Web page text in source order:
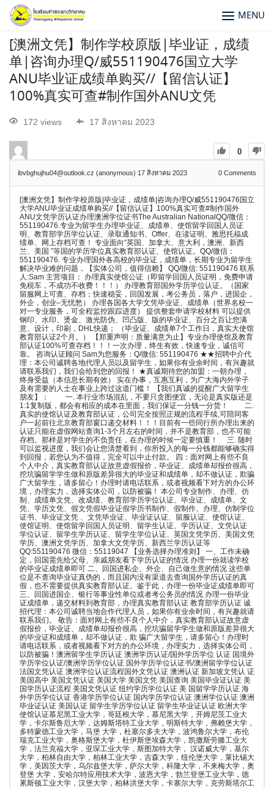
MENU
[澳洲文凭】制作学校原版|毕业证，成绩
单|咨询办理Q/威551190476国立大学
ANU毕业证成绩单购买//【留信认证】
100%真实可查#制作国外ANU文凭
172 views 17 สิงหาคม 2023
0
ibvbghujhu04@outlook.cz (anonymous) 17 สิงหาคม 2023 0 Comments
[澳洲文凭】制作学校原版|毕业证，成绩单|咨询办理Q/威551190476国立
大学ANU毕业证成绩单购买//【留信认证】100%真实可查#制作国外
ANU文凭学历认证办理澳洲学位证书The Australian NationalQQ/微信：
551190476.专业为留学生办理毕业证、成绩单、使馆留学回国人员证
明、教育部学历学位认证、录取通知书、Offer、在读证明、雅思托福成
绩单、网上存档可查！ 专业面向“英国、加拿大、意大利，澳洲、新西
兰、美国 ”等国的学历学位真实教育部认证、使馆认证。QQ/微信：
551190476. 专业办理国外各高校的毕业证，成绩单，长期专业为留学生
解决毕业难的问题，【实体公司，值得信赖】 QQ/微信: 551190476 联系
人:Sam 主营项目： 办理真实使馆公证（即留学回国人员证明，免费申请
免税车，不成功不收费！！！） 办理教育部国外学历学位认证。（国家
留服网上可查、存档；快速稳妥，回国发展，考公务员，落户，进国企，
外企，创业–无忧愁） 办理各国各大学文凭毕业证、成绩单（世界名校一
对一专业服务，可全程监控跟踪进度） 提供整套申请学校材料 可以提供
钢印、水印、烫金、激光防伪、凹凸版、版的毕业证、百分之百让您满
意、设计，印刷，DHL快递； （毕业证、成绩单7个工作日，真实大使馆
教育部认证2个月。） 【郑重声明：质量满意为止】专业办理使馆及教育
部认证100%可查存档！！！一次办理，终生有效，快速专业，诚信可
靠。 咨询认证顾问 Sam为您服务：Q/微信: 551190476 ★★招聘中介代
理：本公司诚聘各地代理人员以及留学生，如果你有业余时间，有兴趣就
请联系我们，我们会给到您的回报！ ★真诚期待您的加盟：一朝办理，
终身受益（本信息长期有效） 实在办事，互惠互利，为广大海内外学子
及有需要的人士在事业上跨过这道门槛！ 【我们真诚的提醒广大留学生
朋友】： 一. 本行业市场混乱，不要只贪图便宜，无论是真实版还是
1:1复制版，都会有相应的成本在里面，我们保证一分钱一分货！ 二.
真实的使馆认证及教育部认证，公司完全按照正规的流程手续,可陪同客
户一起前往北京教育部窗口递交材料！！！目前有一些同行所办理出来的
认证只能在虚假网站查询1-3个月左右的时间，并不是教育部，也不可能
存档。那样是对学生的不负责任，在办理的时候一定要慎重！ 三. 随时
可以监视进度，我们会让您清楚看到，你所投入的每一分钱都能够确实得
到回报，若您认为不值得，完全可以中止付款。 四：面对网上有些不良
个人中介，真实教育部认证故意虚假报价，毕业证、成绩单却报价很高，
挖坑骗留学学生做和原版差异很大的毕业证和成绩单，却不做认证，欺骗
广大留学生，请多留心！办理时请电话联系，或者视频看下对方的办公环
境，办理实力，选择实体公司，以防被骗！ 本公司专业制作、办理、仿
制、成绩单文凭、改成绩、教育部学历学位认证、毕业证、成绩单、文
凭、学历文凭、假文凭假毕业证假学历书制作、假制作、办理、仿制学位
证书、毕业证文凭 、文凭毕业证、毕业证认证、留服认证、使馆认证、
使馆证明、使馆留学回国人员证明、留学生认证、学历认证、文凭认证
学位认证、留学生学历认证、留学生学位认证、英国文凭学历、美国文凭
学历、澳洲文凭学历、加拿大文凭学历、新西兰学历认证等
QQ:551190476 微信：55119047 【业务选择办理准则】 一、工作未确
定，回国需先给父母、亲戚朋友看下学历认证的情况 办理一份就读学校
的毕业证成绩单即可 二、回国进私企、外企、自己做生意的情况 这些单
位是不查询毕业证真伪的，而且国内没有渠道去查询国外学历认证的真
假，也不需要提供真实教育部认证。鉴于此，办理一份毕业证成绩单即可
三、回国进国企、银行等事业性单位或者考公务员的情况 办理一份毕业
证成绩单，递交材料到教育部，办理真实教育部认证 教育部学历认证 诚
招代理：本公司诚聘当地合作代理人员，如果你有业余时间，有兴趣就请
联系我们。 敬告：面对网上有些不良个人中介，真实教育部认证故意虚
假报价，毕业证、成绩单却报价很高，挖坑骗留学学生做和原版差异很大
的毕业证和成绩单，却不做认证，欺 骗广大留学生，请多留心！办理时
请电话联系，或者视频看下对方的办公环境，办理实力，选择实体公司，
以防被骗！澳洲留学生学历认证 澳洲学历认证/国外学历学位 认证 国境外
学历学位认证/澳洲学历学位认证 国外学历学位认证书/澳洲留学学位认证
法国文凭认证 澳洲学位认证流程国外文凭认证 澳洲认证 新加坡文凭认 证
美国高中 美国文凭认证 美国大学 美国文凭 美国查询 美国毕业证认证 美
国学历认证流程 美国文凭认证 纽约学历学位认证 美 国留学学历认证 海
外学历学位认证 香港学历学位认证 国内学历学位认证 澳洲学位认证 澳洲
毕业证认证 美国认证 留学生学历学位认证 留学生毕业证认证 欧洲大学
使馆认证慕尼黑工业大学，哥廷根大学，慕尼黑大学，开姆尼茨工业大
学，卡尔斯鲁厄大学，达姆斯塔特工业大学，明斯特大学，弗赖堡大学，
多特蒙德工业大学，马堡 大学，杜塞尔多夫大学，波鸿鲁尔大学，布伦
瑞克工业大学，奥格斯堡大学，杜伊斯堡埃森大学，凯撒斯劳滕工业大
学，法兰克福大学，亚琛工业大学，斯图加特大学， 汉诺威大学，基尔
大学，柏林自由大学，柏林工业大学，吉森大学，纽伦堡大学，莱比锡大
学，美因茨大学，乌尔兹堡大学，萨尔大学，科隆大学，不来梅大学，奥
登堡 大学，安哈尔特应用技术大学，波恩大学，勃兰登堡工业大学，德
累斯顿工业大学，汉堡大学，柏林洪堡大学，卡塞尔大学，克劳斯塔尔工